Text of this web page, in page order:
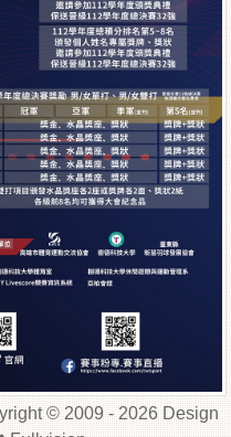
© 2009 - 2026 Design